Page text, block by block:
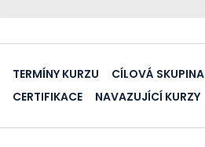
TERMÍNY KURZU CÍLOVÁ SKUPINA
CERTIFIKACE
NAVAZUJÍCÍ KURZY